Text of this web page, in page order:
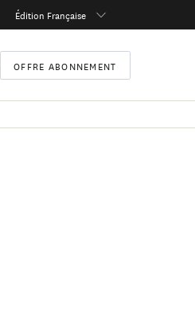
Édition Française
OFFRE ABONNEMENT